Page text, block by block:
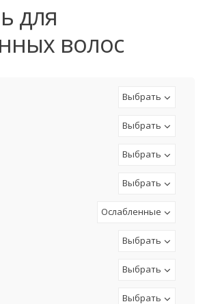
волос
Выбрать
Выбрать
Выбрать
Выбрать
Ослабленные
Выбрать
Выбрать
Выбрать